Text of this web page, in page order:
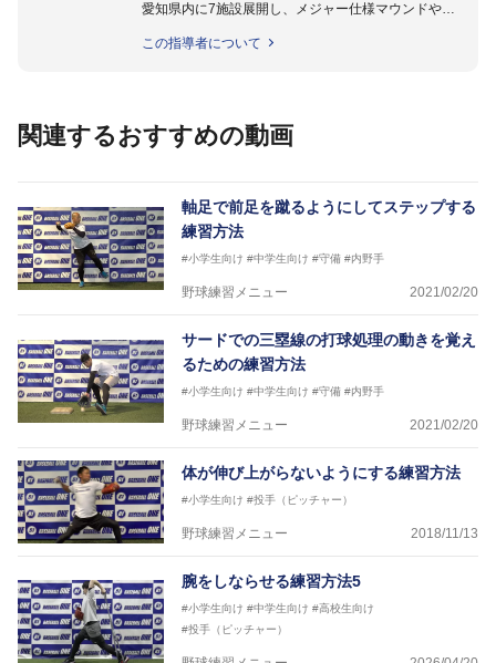
愛知県内に7施設展開し、メジャー仕様マウンドやト
動作解析システムを用いて、小学生からプロ野球選手
この指導者について
関連するおすすめの動画
軸足で前足を蹴るようにしてステップする
練習方法
#小学生向け #中学生向け #守備 #内野手
野球練習メニュー 2021/02/20
サードでの三塁線の打球処理の動きを覚え
るための練習方法
#小学生向け #中学生向け #守備 #内野手
野球練習メニュー 2021/02/20
体が伸び上がらないようにする練習方法
#小学生向け #投手（ピッチャー）
野球練習メニュー 2018/11/13
腕をしならせる練習方法5
#小学生向け #中学生向け #高校生向け
#投手（ピッチャー）